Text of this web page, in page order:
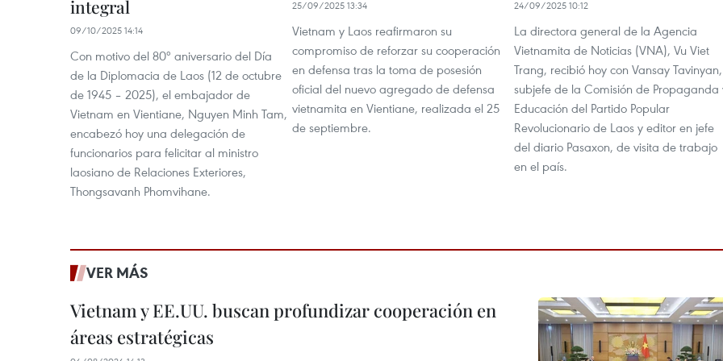
integral
09/10/2025 14:14
Con motivo del 80º aniversario del Día
de la Diplomacia de Laos (12 de octubre
de 1945 – 2025), el embajador de
Vietnam en Vientiane, Nguyen Minh Tam,
encabezó hoy una delegación de
funcionarios para felicitar al ministro
laosiano de Relaciones Exteriores,
Thongsavanh Phomvihane.
25/09/2025 13:34
Vietnam y Laos reafirmaron su
compromiso de reforzar su cooperación
en defensa tras la toma de posesión
oficial del nuevo agregado de defensa
vietnamita en Vientiane, realizada el 25
de septiembre.
24/09/2025 10:12
La directora general de la Agencia
Vietnamita de Noticias (VNA), Vu Viet
Trang, recibió hoy con Vansay Tavinyan,
subjefe de la Comisión de Propaganda
Educación del Partido Popular
Revolucionario de Laos y editor en jefe
del diario Pasaxon, de visita de trabajo
en el país.
VER MÁS
Vietnam y EE.UU. buscan profundizar cooperación en
áreas estratégicas